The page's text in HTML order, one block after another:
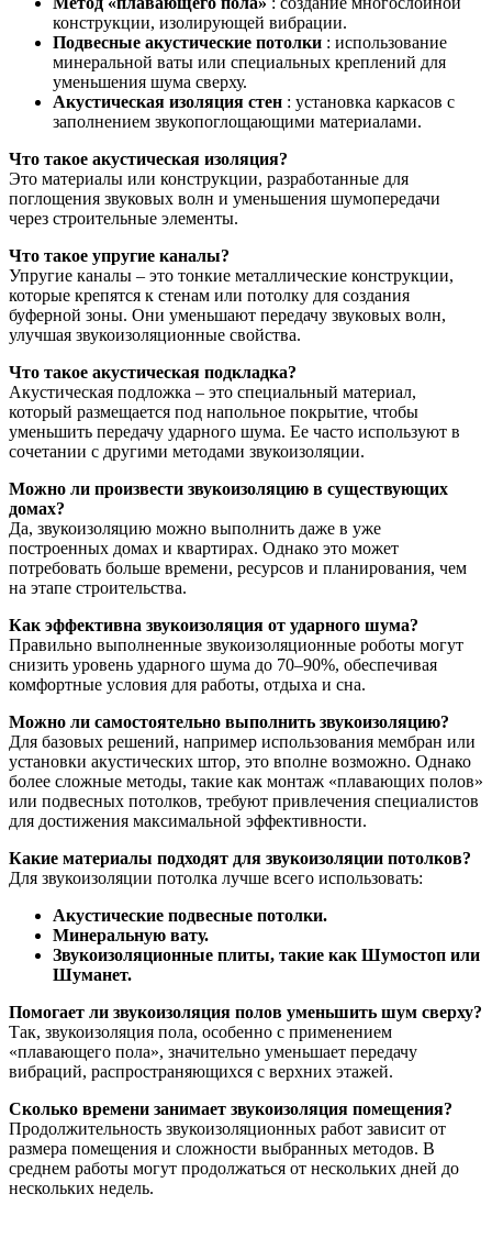
конструкции, изолирующей вибрации.
Подвесные акустические потолки : использование
минеральной ваты или специальных креплений для
уменьшения шума сверху.
Акустическая изоляция стен : установка каркасов с
заполнением звукопоглощающими материалами.
Что такое акустическая изоляция?
Это материалы или конструкции, разработанные для
поглощения звуковых волн и уменьшения шумопередачи
через строительные элементы.
Что такое упругие каналы?
Упругие каналы – это тонкие металлические конструкции,
которые крепятся к стенам или потолку для создания
буферной зоны. Они уменьшают передачу звуковых волн,
улучшая звукоизоляционные свойства.
Что такое акустическая подкладка?
Акустическая подложка – это специальный материал,
который размещается под напольное покрытие, чтобы
уменьшить передачу ударного шума. Ее часто используют в
сочетании с другими методами звукоизоляции.
Можно ли произвести звукоизоляцию в существующих
домах?
Да, звукоизоляцию можно выполнить даже в уже
построенных домах и квартирах. Однако это может
потребовать больше времени, ресурсов и планирования, чем
на этапе строительства.
Как эффективна звукоизоляция от ударного шума?
Правильно выполненные звукоизоляционные роботы могут
снизить уровень ударного шума до 70–90%, обеспечивая
комфортные условия для работы, отдыха и сна.
Можно ли самостоятельно выполнить звукоизоляцию?
Для базовых решений, например использования мембран или
установки акустических штор, это вполне возможно. Однако
более сложные методы, такие как монтаж «плавающих полов»
или подвесных потолков, требуют привлечения специалистов
для достижения максимальной эффективности.
Какие материалы подходят для звукоизоляции потолков?
Для звукоизоляции потолка лучше всего использовать:
Акустические подвесные потолки.
Минеральную вату.
Звукоизоляционные плиты, такие как Шумостоп или
Шуманет.
Помогает ли звукоизоляция полов уменьшить шум сверху?
Так, звукоизоляция пола, особенно с применением
«плавающего пола», значительно уменьшает передачу
вибраций, распространяющихся с верхних этажей.
Сколько времени занимает звукоизоляция помещения?
Продолжительность звукоизоляционных работ зависит от
размера помещения и сложности выбранных методов. В
среднем работы могут продолжаться от нескольких дней до
нескольких недель.